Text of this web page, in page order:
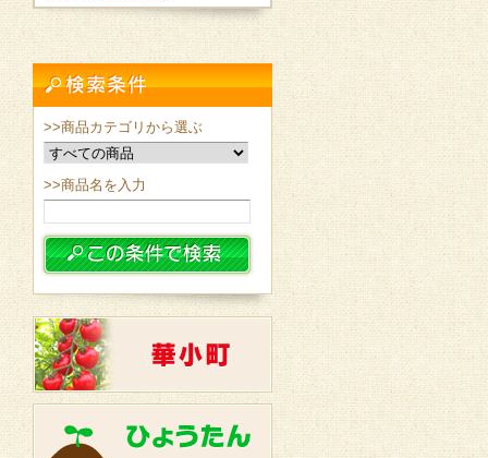
>>商品カテゴリから選ぶ
>>商品名を入力